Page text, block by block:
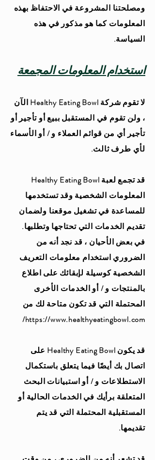
ومصلحتنا المشروعة في الاحتفاظ بهذه
المعلومات كما هو مذكور في هذه
السياسة.
استخدام المعلومات المجمعة
لا تقوم شركة Healthy Eating Bowl الآن
، ولن تقوم في المستقبل ببيع أو تأجير أو
تأجير أي من قوائم العملاء و / أو الأسماء
لأي طرف ثالث.
قد تجمع لعبة Healthy Eating Bowl
المعلومات الشخصية وقد تستخدمها
للمساعدة في تشغيل موقعنا ولضمان
تقديم الخدمات التي تحتاجها وتطلبها.
في بعض الأحيان ، قد نجد أنه من
الضروري استخدام معلومات التعريف
الشخصية كوسيلة لإبقائك على اطلاع
بالمنتجات و / أو الخدمات الأخرى
المحتملة التي قد تكون متاحة لك من
https://www.healthyeatingbowl.com/
قد يكون Healthy Eating Bowl على
اتصال بك أيضًا فيما يتعلق باستكمال
الاستطلاعات و / أو استبيانات البحث
المتعلقة برأيك في الخدمات الحالية أو
المستقبلية المحتملة التي قد يتم
تقديمها.